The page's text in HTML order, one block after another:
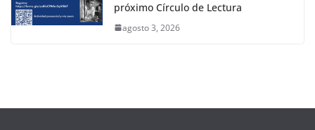
próximo Círculo de Lectura
agosto 3, 2026